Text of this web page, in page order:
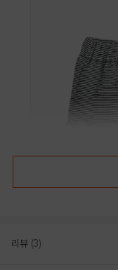
리뷰 (3)